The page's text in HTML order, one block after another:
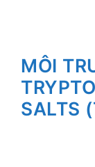
MÔI
SALTS